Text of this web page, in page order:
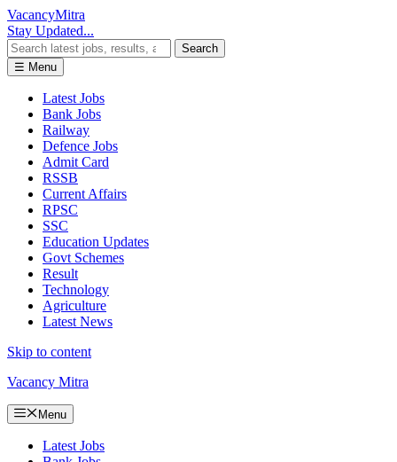
VacancyMitra
Stay Updated...
Search
☰ Menu
Latest Jobs
Bank Jobs
Railway
Defence Jobs
Admit Card
RSSB
Current Affairs
RPSC
SSC
Education Updates
Govt Schemes
Result
Technology
Agriculture
Latest News
Skip to content
Vacancy Mitra
Menu
Latest Jobs